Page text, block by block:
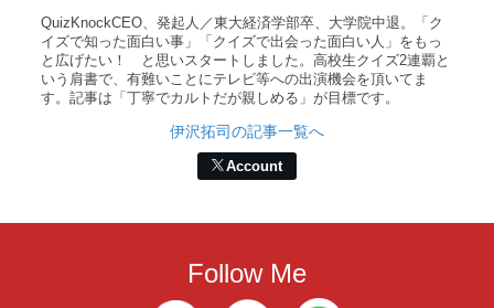
QuizKnockCEO、発起人／東大経済学部卒、大学院中退。「ク
イズで知った面白い事」「クイズで出会った面白い人」をもっ
と広げたい！ と思いスタートしました。高校生クイズ2連覇と
いう肩書で、有難いことにテレビ等への出演機会を頂いてま
す。記事は「丁寧でカルトだが親しめる」が目標です。
伊沢拓司の記事一覧へ
Account
Follow Me